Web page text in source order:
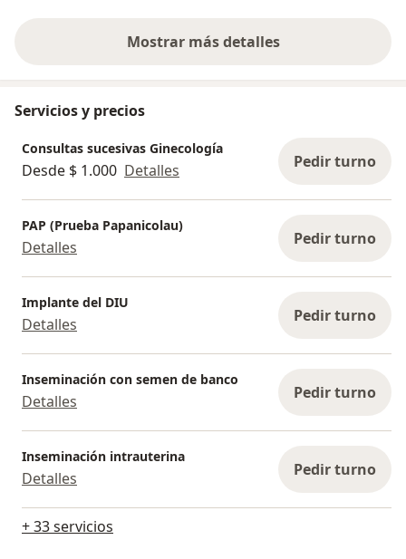
Mostrar más detalles
sobre la experiencia
Servicios y precios
Consultas sucesivas Ginecología
Desde $ 1.000 Detalles Pedir turno
PAP (Prueba Papanicolau)
Detalles Pedir turno
Implante del DIU
Detalles Pedir turno
Inseminación con semen de banco
Detalles Pedir turno
Inseminación intrauterina
Detalles Pedir turno
+ 33 servicios